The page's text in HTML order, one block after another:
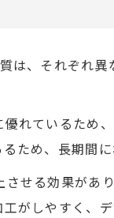
、それぞれ
れているため
ため、長期間
せる効果があ
がしやすく、